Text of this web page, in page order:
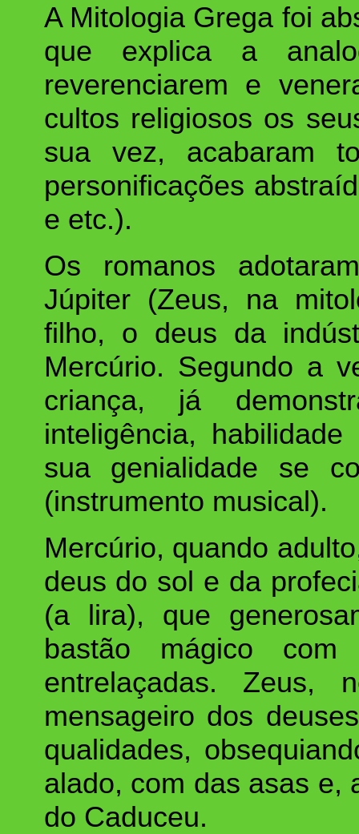
A Mitologia Grega foi
que explica a
reverenciarem e
cultos religiosos os
sua vez, acabaram
personificações
e etc.).
Os romanos
Júpiter (Zeus, na
filho, o deus da
Mercúrio. Segundo a
criança, já
inteligência,
sua genialidade se
(instrumento musical).
Mercúrio, quando
deus do sol e da
(a lira), que
bastão mágico com
entrelaçadas. Zeus,
mensageiro dos
qualidades,
alado, com das asas e,
do Caduceu.